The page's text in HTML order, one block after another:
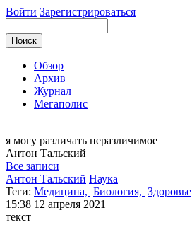
Войти Зарегистрироваться
Обзор
Архив
Журнал
Мегаполис
я могу различать неразличимое
Антон Тальский
Все записи
Антон Тальский Наука
Теги: Медицина, Биология, Здоровье
15:38 12 апреля 2021
текст